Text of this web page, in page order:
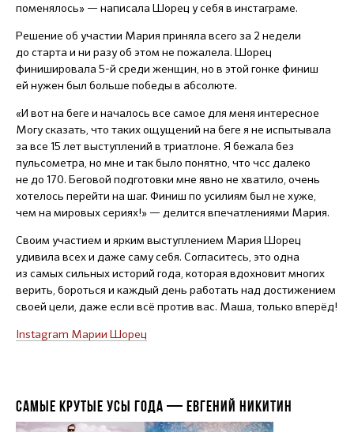
поменялось» — написала Шорец у себя в инстаграме.
Решение об участии Мария приняла всего за 2 недели
до старта и ни разу об этом не пожалела. Шорец
финишировала 5-й среди женщин, но в этой гонке финиш
ей нужен был больше победы в абсолюте.
«И вот на беге и началось все самое для меня интересное
Могу сказать, что таких ощущений на беге я не испытывала
за все 15 лет выступлений в триатлоне. Я бежала без
пульсометра, но мне и так было понятно, что чсс далеко
не до 170. Беговой подготовки мне явно не хватило, очень
хотелось перейти на шаг. Финиш по усилиям был не хуже,
чем на мировых сериях!» — делится впечатлениями Мария.
Своим участием и ярким выступлением Мария Шорец
удивила всех и даже саму себя. Согласитесь, это одна
из самых сильных историй года, которая вдохновит многих
верить, бороться и каждый день работать над достижением
своей цели, даже если всё против вас. Маша, только вперёд!
Instagram Марии Шорец
САМЫЕ КРУТЫЕ УСЫ ГОДА — ЕВГЕНИЙ НИКИТИН